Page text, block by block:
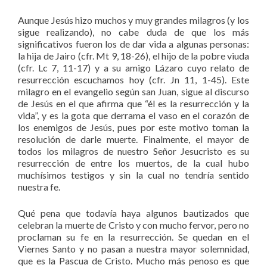
Aunque Jesús hizo muchos y muy grandes milagros (y los
sigue realizando), no cabe duda de que los más
significativos fueron los de dar vida a algunas personas:
la hija de Jairo (cfr. Mt 9, 18-26), el hijo de la pobre viuda
(cfr. Lc 7, 11-17) y a su amigo Lázaro cuyo relato de
resurrección escuchamos hoy (cfr. Jn 11, 1-45). Este
milagro en el evangelio según san Juan, sigue al discurso
de Jesús en el que afirma que “él es la resurrección y la
vida”, y es la gota que derrama el vaso en el corazón de
los enemigos de Jesús, pues por este motivo toman la
resolución de darle muerte. Finalmente, el mayor de
todos los milagros de nuestro Señor Jesucristo es su
resurrección de entre los muertos, de la cual hubo
muchísimos testigos y sin la cual no tendría sentido
nuestra fe.
Qué pena que todavía haya algunos bautizados que
celebran la muerte de Cristo y con mucho fervor, pero no
proclaman su fe en la resurrección. Se quedan en el
Viernes Santo y no pasan a nuestra mayor solemnidad,
que es la Pascua de Cristo. Mucho más penoso es que